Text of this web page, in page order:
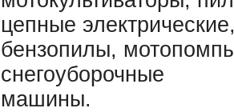
цепные
бензопилы,
снегоуборочные
машины.